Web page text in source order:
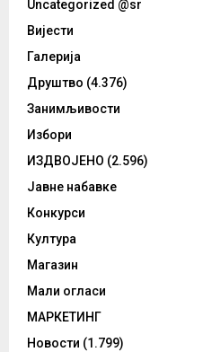
Uncategorized @sr
Вијести
Галерија
Друштво (4.376)
Занимљивости
Избори
ИЗДВОЈЕНО (2.596)
Јавне набавке
Конкурси
Култура
Магазин
Мали огласи
МАРКЕТИНГ
Новости (1.799)